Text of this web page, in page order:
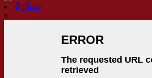
ສົ່ງອີເມວ
x